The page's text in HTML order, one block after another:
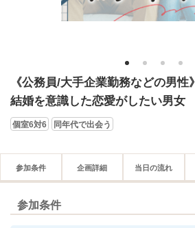
1 2 3 4
《公務員/大手企業勤務などの男性》
結婚を意識した恋愛がしたい男女
個室6対6 同年代で出会う
参加条件 企画詳細 当日の流れ
参加条件